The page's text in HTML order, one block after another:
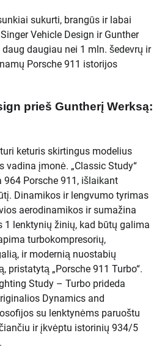
sukurti, brangūs ir labai
Vehicle Design ir Gunther
daugiau nei 1 mln. šedevrų ir
Porsche 911 istorijos
prieš Guntherį Werksą:
turi keturis skirtingus modelius
vadina įmonė. „Classic Study“
964 Porsche 911, išlaikant
Dinamikos ir lengvumo tyrimas
aerodinamikos ir sumažina
1 lenktynių žinių, kad būtų galima
turbokompresorių,
ir modernią nuostabių
pristatytą „Porsche 911 Turbo“.
Study – Turbo prideda
Dynamics and
su lenktynėms paruoštu
ir įkvėptu istorinių 934/5